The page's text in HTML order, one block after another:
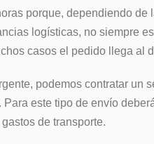
porque, dependiendo de
logísticas, no siempre
casos el pedido llega al
podemos contratar un
este tipo de envío
de transporte.